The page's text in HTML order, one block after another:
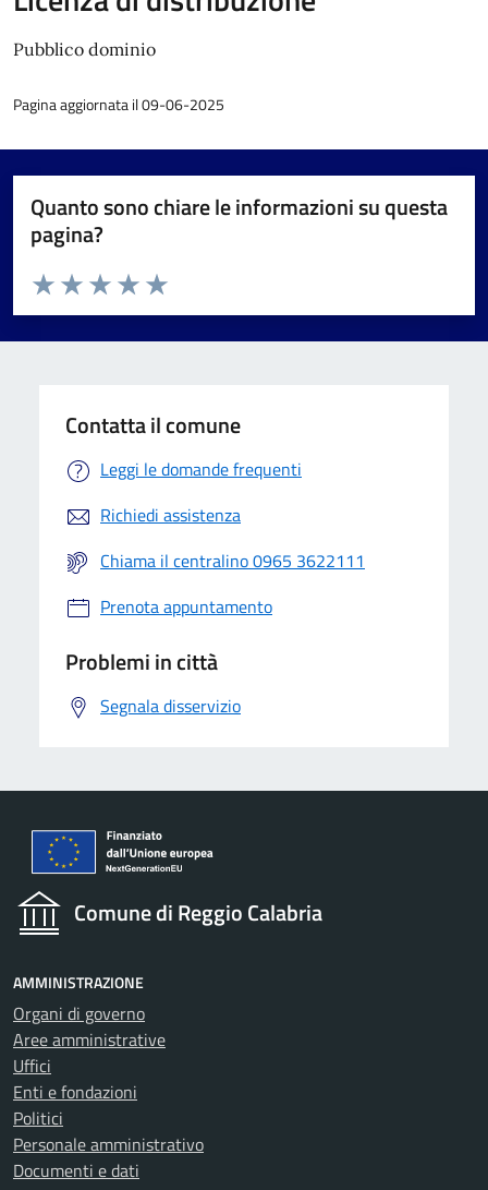
Pubblico dominio
Pagina aggiornata il 09-06-2025
Quanto sono chiare le informazioni su questa
pagina?
Valuta da 1 a 5 stelle la pagina
Valuta 5 stelle su 5
Valuta 4 stelle su 5
Valuta 3 stelle su 5
Valuta 2 stelle su 5
Valuta 1 stelle su 5
Contatta il comune
Leggi le domande frequenti
Richiedi assistenza
Chiama il centralino 0965 3622111
Prenota appuntamento
Problemi in città
Segnala disservizio
Comune di Reggio Calabria
AMMINISTRAZIONE
Organi di governo
Aree amministrative
Uffici
Enti e fondazioni
Politici
Personale amministrativo
Documenti e dati